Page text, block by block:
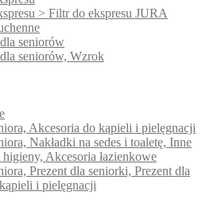
> Filtr do ekspresu JURA
seniorów
seniorów, Wzrok
Akcesoria do kąpieli i pielęgnacji
Nakładki na sedes i toaletę, Inne
Akcesoria łazienkowe
Prezent dla seniorki, Prezent dla
i pielęgnacji